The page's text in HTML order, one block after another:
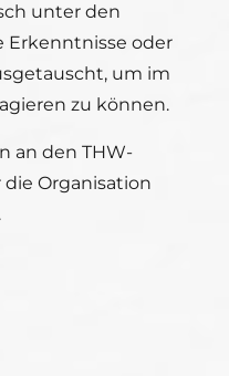
unter den
Erkenntnisse oder
um im
zu können.
an den THW-
Organisation